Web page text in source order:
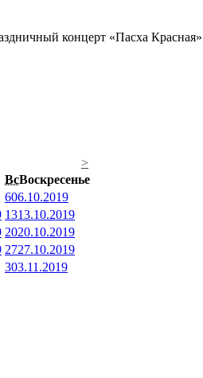
концерт «Пасха
>
ВсВоскресенье
606.10.2019
1313.10.2019
2020.10.2019
2727.10.2019
303.11.2019